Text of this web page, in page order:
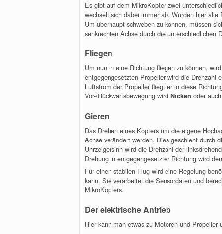
Es gibt auf dem MikroKopter zwei
wechselt sich dabei immer ab. Würden hier
Um überhaupt schweben zu können, müssen
senkrechten Achse durch die
Fliegen
Um nun in eine Richtung fliegen zu können,
entgegengesetzten Propeller wird die Drehzahl
Luftstrom der Propeller fliegt er in diese
Vor-/Rückwärtsbewegung wird Nicken oder
Gieren
Das Drehen eines Kopters um die eigene
Achse verändert werden. Dies geschieht durch
Uhrzeigersinn wird die Drehzahl der
Drehung in entgegengesetzter Richtung wird
Für einen stabilen Flug wird eine Regelung
kann. Sie verarbeitet die Sensordaten und
MikroKopters.
Der elektrische Antrieb
Hier kann man etwas zu Motoren und